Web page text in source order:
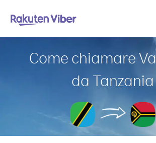
Come chiamare
da Tanzania